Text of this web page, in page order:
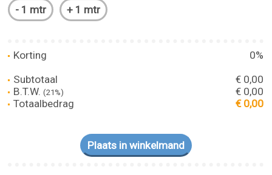
Korting
0%
Subtotaal
€ 0,00
B.T.W.(21%)
€ 0,00
Totaalbedrag
€ 0,00